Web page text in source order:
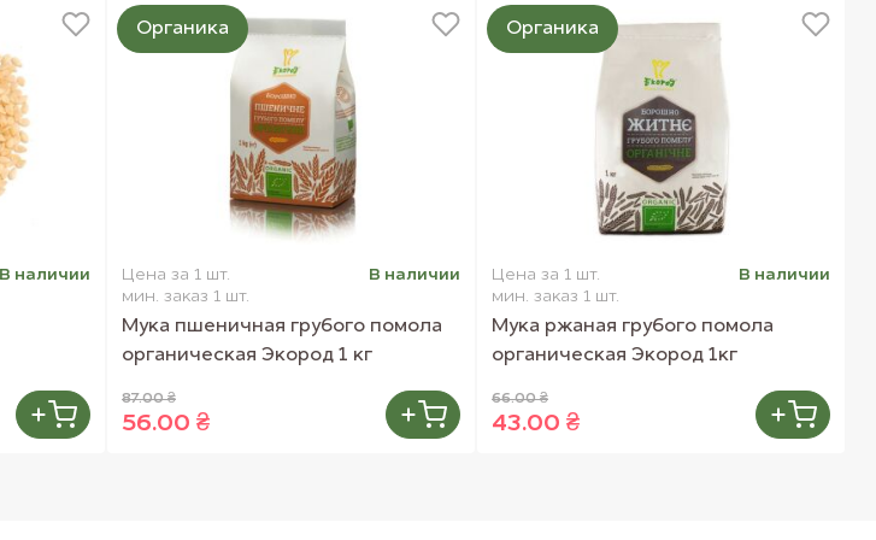
В наличии
Цена за 1 шт.
мин. заказ 1 шт.
В наличии
Мука пшеничная грубого помола
органическая Экород 1 кг
87.00 ₴
56.00 ₴
Органика
Цена за 1 шт.
мин. заказ 1 шт.
В наличии
Мука ржаная грубого помола
органическая Экород 1кг
66.00 ₴
43.00 ₴
Органика